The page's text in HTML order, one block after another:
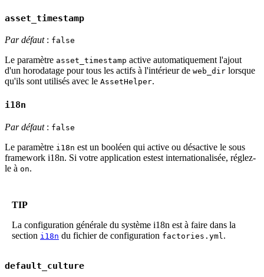
asset_timestamp
Par défaut: false
Le paramètre asset_timestamp active automatiquement l'ajout
d'un horodatage pour tous les actifs à l'intérieur de web_dir lorsque
qu'ils sont utilisés avec le AssetHelper.
i18n
Par défaut: false
Le paramètre i18n est un booléen qui active ou désactive le sous
framework i18n. Si votre application estest internationalisée, réglez-
le à on.
TIP
La configuration générale du système i18n est à faire dans la
section i18n du fichier de configuration factories.yml .
default_culture